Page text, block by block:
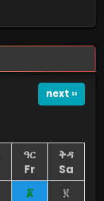
next ››
ዓር
Fr
ቅዳ
Sa
፩
፪